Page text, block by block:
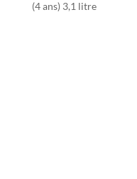
(4 ans) 3,1 litre